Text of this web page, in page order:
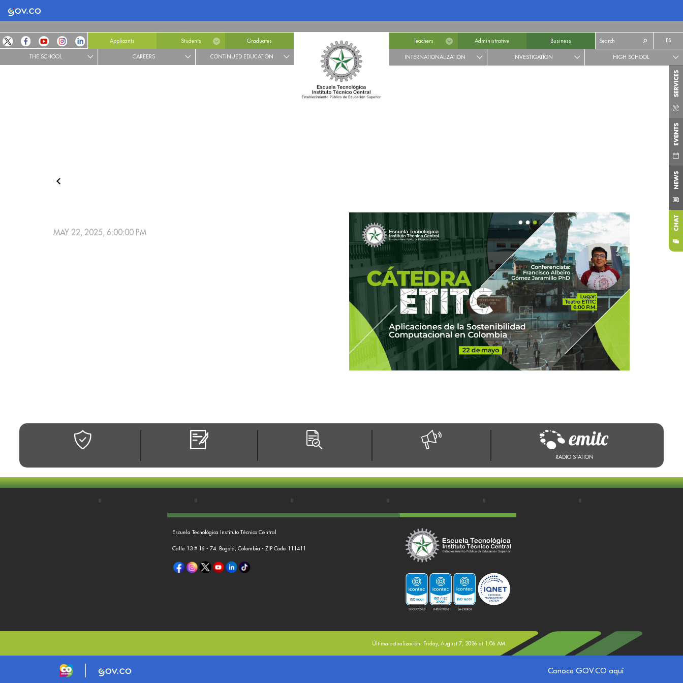
Logo Gobierno de Colombia
Applicants Students Graduates
THE SCHOOL CAREERS CONTINUED EDUCATION
Teachers Administrative Business ES
INTERNATIONALIZATION INVESTIGATION HIGH SCHOOL
RADIO STATION
MAY 22, 2025, 6:00:00 PM
Escuela Tecnológica Instituto Técnico Central
Calle 13 # 16 - 74. Bogotá, Colombia - ZIP Code 111411
Última actualización: Friday, August 7, 2026 at 1:06 AM
Logo marca ColombiaLogo Gobierno de Colombia Conoce GOV.CO aquí